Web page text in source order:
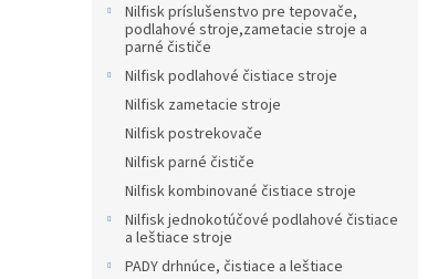
Nilfisk príslušenstvo pre tepovače,
podlahové stroje,zametacie stroje a
parné čističe
Nilfisk podlahové čistiace stroje
Nilfisk zametacie stroje
Nilfisk postrekovače
Nilfisk parné čističe
Nilfisk kombinované čistiace stroje
Nilfisk jednokotúčové podlahové čistiace
a leštiace stroje
PADY drhnúce, čistiace a leštiace